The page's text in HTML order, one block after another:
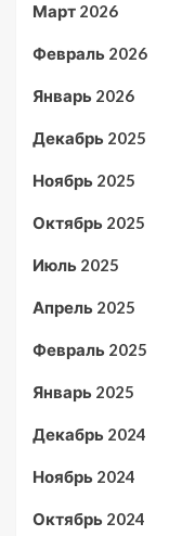
Март 2026
Февраль 2026
Январь 2026
Декабрь 2025
Ноябрь 2025
Октябрь 2025
Июль 2025
Апрель 2025
Февраль 2025
Январь 2025
Декабрь 2024
Ноябрь 2024
Октябрь 2024